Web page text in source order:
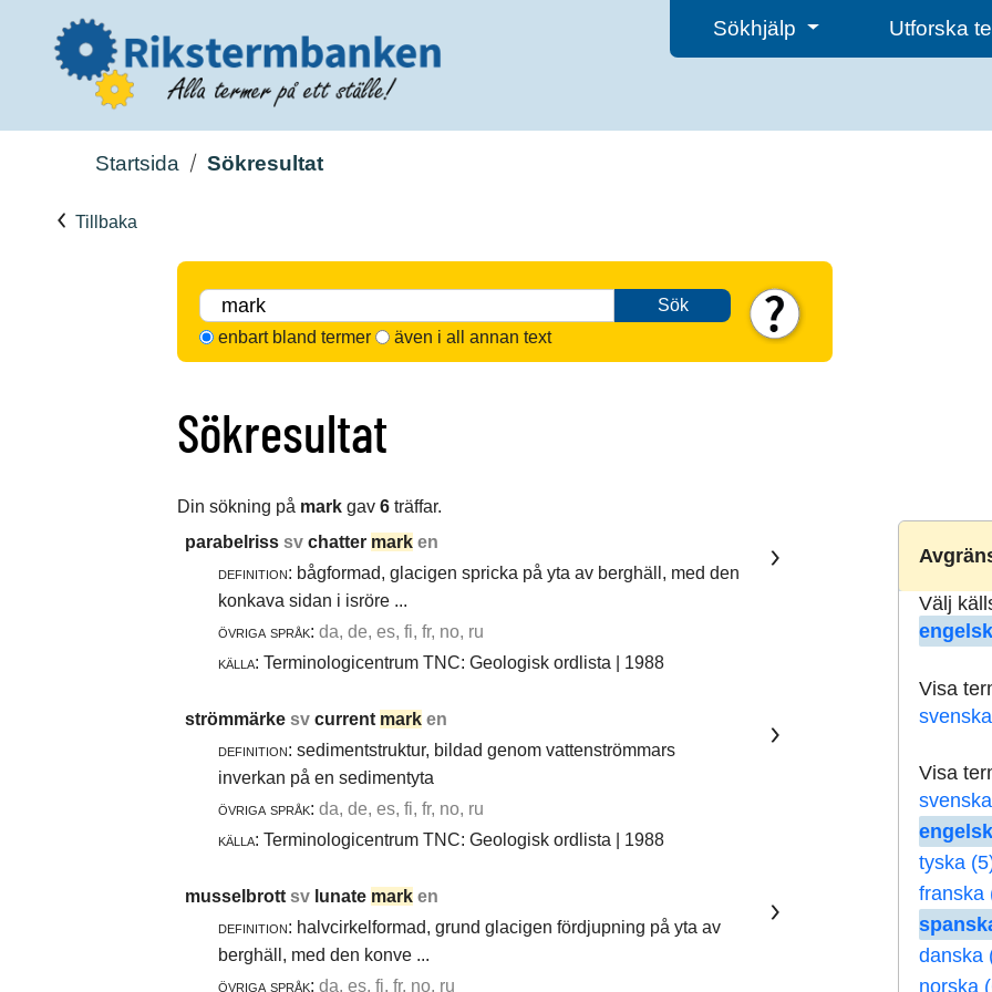
Sökhjälp Utforska
Startsida Sökresultat
Tillbaka
Sök
enbart bland termer
även i all annan text
Sökresultat
Din sökning på mark gav 6 träffar.
Välj
Visa
Visa
tyska
franska
danska
norska
parabelriss sv chatter mark en
definition: bågformad, glacigen spricka på yta av berghäll, med den
konkava sidan i isröre ...
övriga språk: da, de, es, fi, fr, no, ru
källa: Terminologicentrum TNC: Geologisk ordlista | 1988
strömmärke sv current mark en
definition: sedimentstruktur, bildad genom vattenströmmars
inverkan på en sedimentyta
övriga språk: da, de, es, fi, fr, no, ru
källa: Terminologicentrum TNC: Geologisk ordlista | 1988
musselbrott sv lunate mark en
definition: halvcirkelformad, grund glacigen fördjupning på yta av
berghäll, med den konve ...
övriga språk: da, es, fi, fr, no, ru